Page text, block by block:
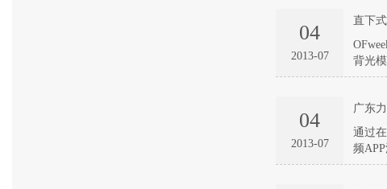
04
2013-07
直下
OFweek半导体照明网讯 小草视频
背光
04
2013-07
广东
通过
频